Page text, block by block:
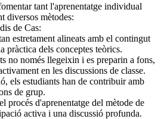
tant l'aprenentatge individual
diversos mètodes:
de Cas:
estretament alineats amb el contingut
pràctica dels conceptes teòrics.
no només llegeixin i es preparin a fons,
en les discussions de classe.
els estudiants han de contribuir amb
de grup.
procés d'aprenentatge del mètode de
activa i una discussió profunda.